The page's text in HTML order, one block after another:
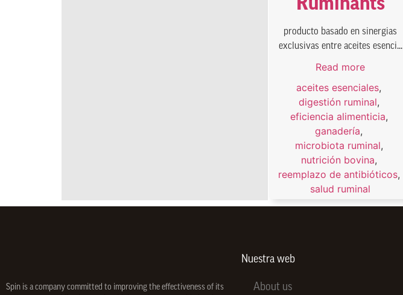
producto basado en sinergias
exclusivas entre aceites esenci...
Read more
aceites esenciales,
digestión ruminal,
eficiencia alimenticia,
ganadería,
microbiota ruminal,
nutrición bovina,
reemplazo de antibióticos,
salud ruminal
Spin is a company committed to improving the effectiveness of its
Nuestra web
About us